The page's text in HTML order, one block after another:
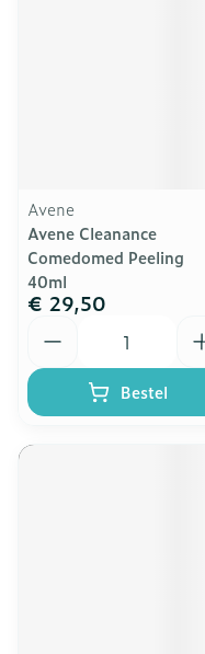
Avene
Avene Cleanance
Comedomed Peeling
40ml
€ 29,50
Bestel